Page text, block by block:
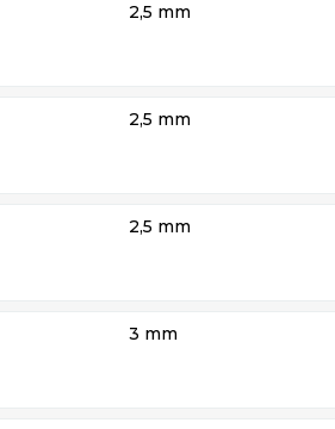
2,5 mm
2,5 mm
2,5 mm
3 mm